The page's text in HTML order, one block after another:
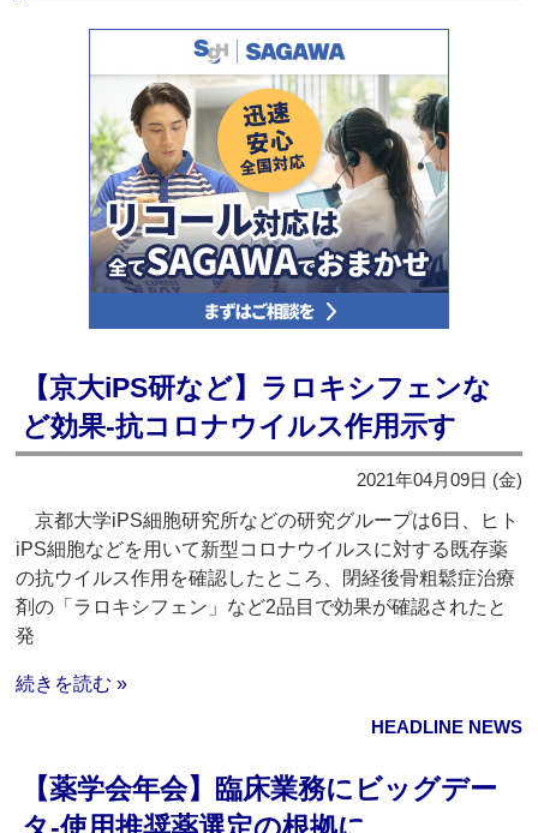
【京大iPS研など】ラロキシフェンな
ど効果‐抗コロナウイルス作用示す
2021年04月09日 (金)
京都大学iPS細胞研究所などの研究グループは6日、ヒト
iPS細胞などを用いて新型コロナウイルスに対する既存薬
の抗ウイルス作用を確認したところ、閉経後骨粗鬆症治療
剤の「ラロキシフェン」など2品目で効果が確認されたと
発
続きを読む »
HEADLINE NEWS
【薬学会年会】臨床業務にビッグデー